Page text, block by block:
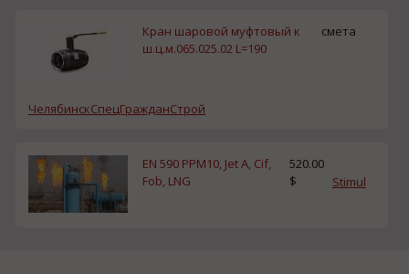
Кран шаровой муфтовый к
ш.ц.м.065.025.02 L=190
смета
ЧелябинскСпецГражданСтрой
EN 590 PPM10, Jet A, Cif,
Fob, LNG
520.00
$
Stimul